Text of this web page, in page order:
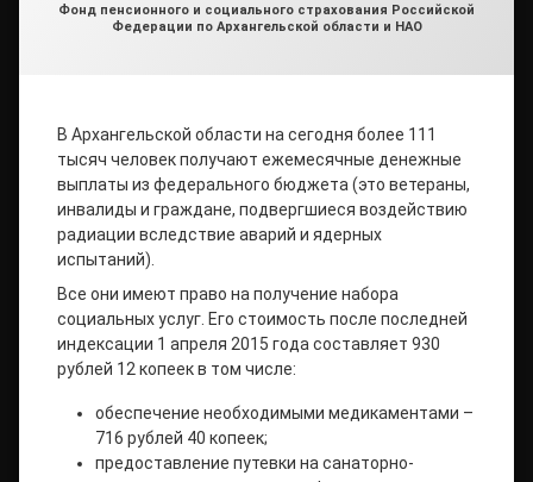
Рубрики:
Фонд пенсионного и социального страхования Российской
Федерации по Архангельской области и НАО
В Архангельской области на сегодня более 111
тысяч человек получают ежемесячные денежные
выплаты из федерального бюджета (это ветераны,
инвалиды и граждане, подвергшиеся воздействию
радиации вследствие аварий и ядерных
испытаний).
Все они имеют право на получение набора
социальных услуг. Его стоимость после последней
индексации 1 апреля 2015 года составляет 930
рублей 12 копеек в том числе:
обеспечение необходимыми медикаментами –
716 рублей 40 копеек;
предоставление путевки на санаторно-